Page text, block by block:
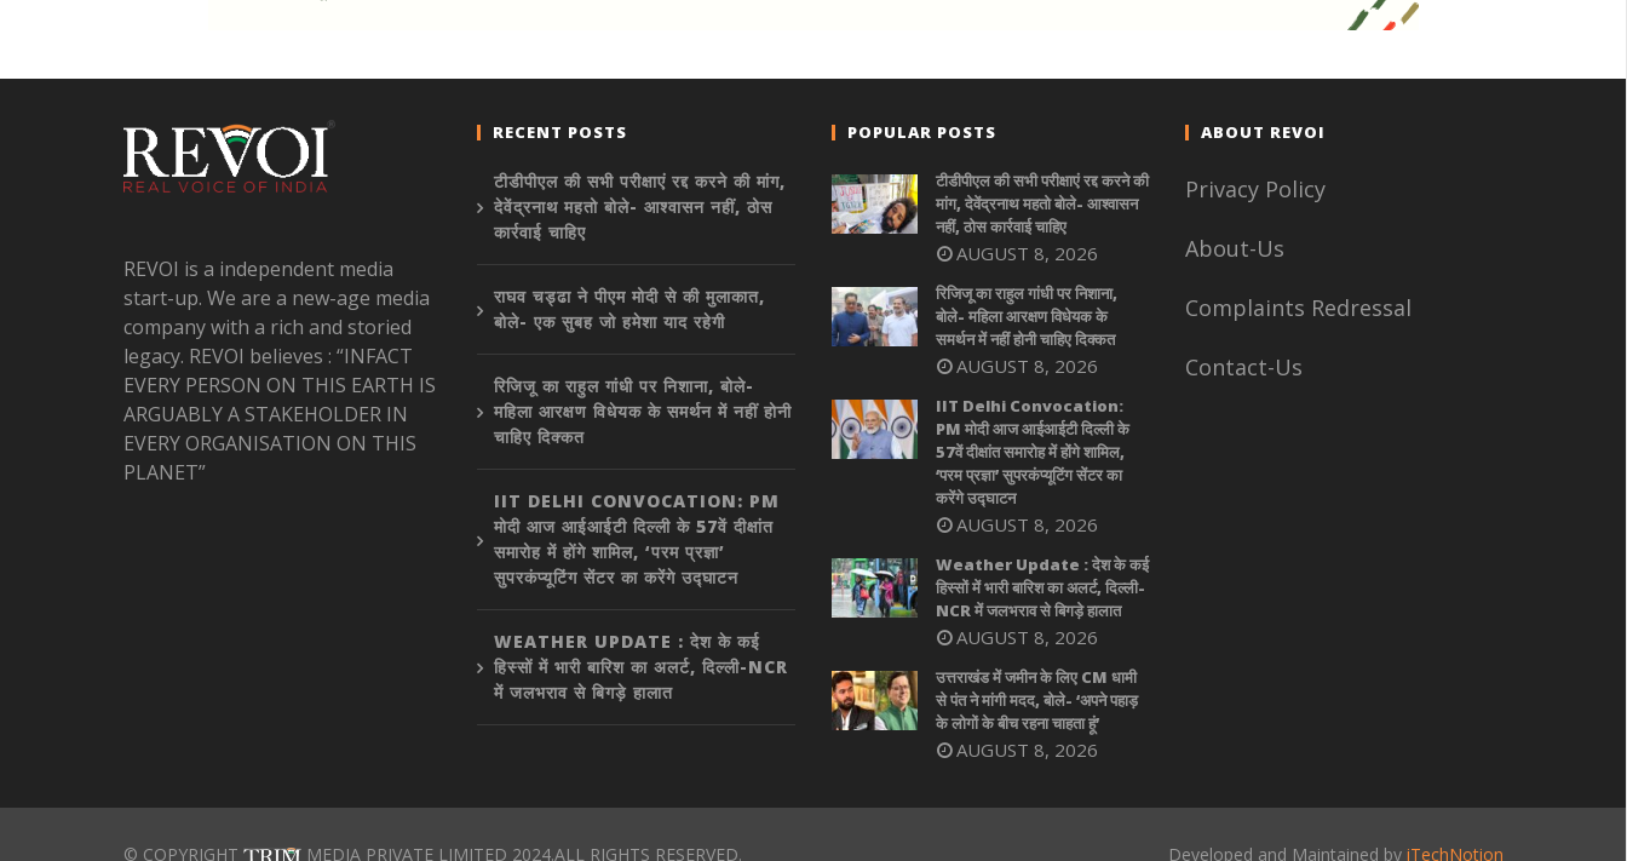
REVOI is a independent media
start-up. We are a new-age media
company with a rich and storied
legacy. REVOI believes : “INFACT
EVERY PERSON ON THIS EARTH IS
ARGUABLY A STAKEHOLDER IN
EVERY ORGANISATION ON THIS
PLANET”
RECENT POSTS
टीडीपीएल की सभी परीक्षाएं रद्द करने की मांग,
देवेंद्रनाथ महतो बोले- आश्वासन नहीं, ठोस
कार्रवाई चाहिए
राघव चड्ढा ने पीएम मोदी से की मुलाकात,
बोले- एक सुबह जो हमेशा याद रहेगी
रिजिजू का राहुल गांधी पर निशाना, बोले-
महिला आरक्षण विधेयक के समर्थन में नहीं होनी
चाहिए दिक्कत
IIT DELHI CONVOCATION: PM
मोदी आज आईआईटी दिल्ली के 57वें दीक्षांत
समारोह में होंगे शामिल, ‘परम प्रज्ञा’
सुपरकंप्यूटिंग सेंटर का करेंगे उद्घाटन
WEATHER UPDATE : देश के कई
हिस्सों में भारी बारिश का अलर्ट, दिल्ली-NCR
में जलभराव से बिगड़े हालात
POPULAR POSTS
टीडीपीएल की सभी परीक्षाएं रद्द करने की
मांग, देवेंद्रनाथ महतो बोले- आश्वासन
नहीं, ठोस कार्रवाई चाहिए
AUGUST 8, 2026
रिजिजू का राहुल गांधी पर निशाना,
बोले- महिला आरक्षण विधेयक के
समर्थन में नहीं होनी चाहिए दिक्कत
AUGUST 8, 2026
IIT Delhi Convocation:
PM मोदी आज आईआईटी दिल्ली के
57वें दीक्षांत समारोह में होंगे शामिल,
‘परम प्रज्ञा’ सुपरकंप्यूटिंग सेंटर का
करेंगे उद्घाटन
AUGUST 8, 2026
Weather Update : देश के कई
हिस्सों में भारी बारिश का अलर्ट, दिल्ली-
NCR में जलभराव से बिगड़े हालात
AUGUST 8, 2026
उत्तराखंड में जमीन के लिए CM धामी
से पंत ने मांगी मदद, बोले- ‘अपने पहाड़
के लोगों के बीच रहना चाहता हूं’
AUGUST 8, 2026
ABOUT REVOI
Privacy Policy
About-Us
Complaints Redressal
Contact-Us
© COPYRIGHT MEDIA PRIVATE LIMITED 2024.ALL RIGHTS RESERVED. Developed and Maintained by iTechNotion